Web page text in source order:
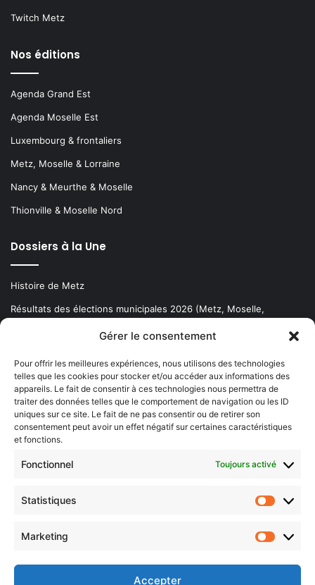
Gérer le consentement
Pour offrir les meilleures expériences, nous utilisons des technologies
telles que les cookies pour stocker et/ou accéder aux informations des
appareils. Le fait de consentir à ces technologies nous permettra de
traiter des données telles que le comportement de navigation ou les ID
uniques sur ce site. Le fait de ne pas consentir ou de retirer son
consentement peut avoir un effet négatif sur certaines caractéristiques
et fonctions.
Fonctionnel Toujours activé
Statistiques
Marketing
Accepter
Twitch Metz
Nos éditions
Agenda Grand Est
Agenda Moselle Est
Luxembourg & frontaliers
Metz, Moselle & Lorraine
Nancy & Meurthe & Moselle
Thionville & Moselle Nord
Dossiers à la Une
Histoire de Metz
Résultats des élections municipales 2026 (Metz, Moselle,
Newsletter gratuite
Choisissez : matin, soir ou hebdo ?
votre